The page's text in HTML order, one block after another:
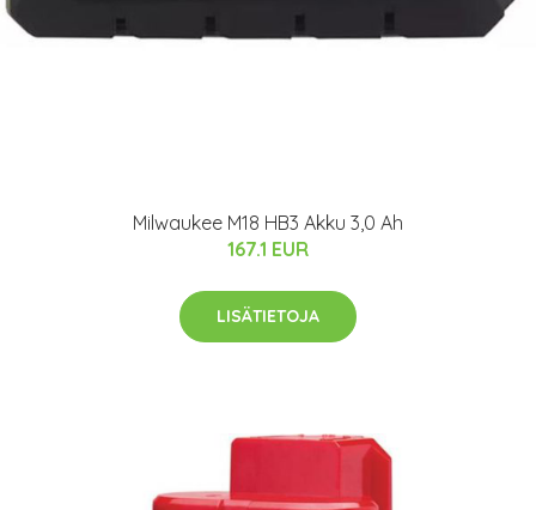
Milwaukee M18 HB3 Akku 3,0 Ah
167.1 EUR
LISÄTIETOJA